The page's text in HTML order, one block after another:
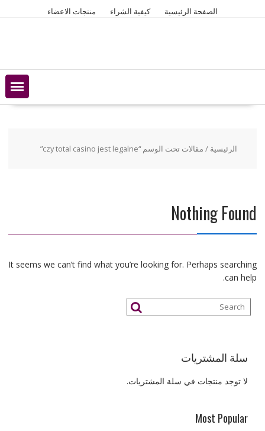
الصفحة الرئيسية كيفية الشراء منتجات الاعضاء
الرئيسية / مقالات تحت الوسم “czy total casino jest legalne”
Nothing Found
It seems we can’t find what you’re looking for. Perhaps searching
can help.
سلة المشتريات
لا توجد منتجات في سلة المشتريات.
Most Popular